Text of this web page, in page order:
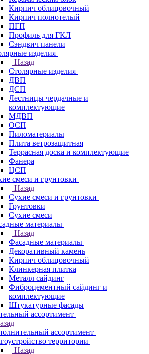
Кирпич облицовочный
Кирпич полнотелый
ПГП
Профиль для ГКЛ
Сэндвич панели
изделия
Назад
Столярные изделия
ДВП
ДСП
Лестницы чердачные и
комплектующие
МДВП
ОСП
Пиломатериалы
Плита ветрозащитная
Террасная доска и комплектующие
Фанера
ЦСП
смеси и грунтовки
Назад
Сухие смеси и грунтовки
Грунтовки
Сухие смеси
материалы
Назад
Фасадные материалы
Декоративный камень
Кирпич облицовочный
Клинкерная плитка
Металл сайдинг
Фиброцементный сайдинг и
комплектующие
Штукатурные фасады
ассортимент
ассортимент
территории
Назад